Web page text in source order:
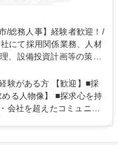
補助あり
、設備投資計画等の策
となる幅広い総務人事業
よび予算等の管理 ■設備
総務人事業務全般 【入
験がある方 【歓迎】■採
会社を超えたコミュニケ